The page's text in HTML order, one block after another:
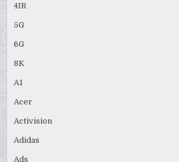
4IR
5G
6G
8K
A1
Acer
Activision
Adidas
Ads